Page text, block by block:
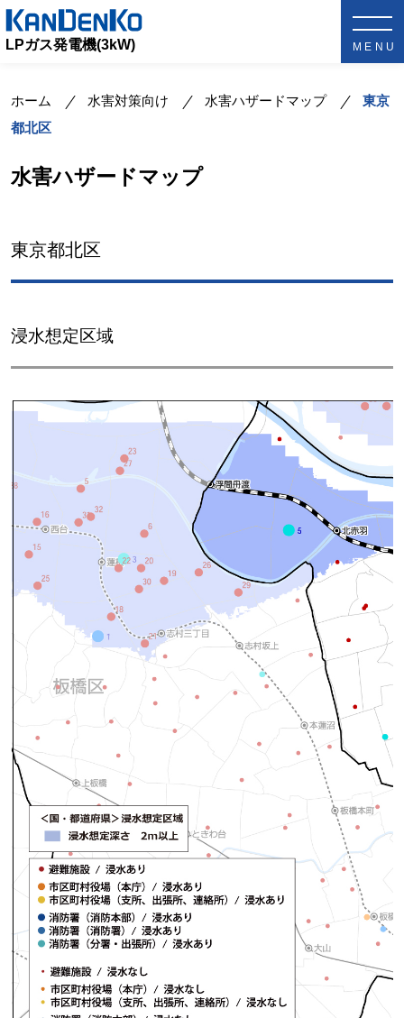
LPガス発電機(3kW)
ホーム 水害対策向け 水害ハザードマップ
東京
都北区
水害ハザードマップ
東京都北区
浸水想定区域